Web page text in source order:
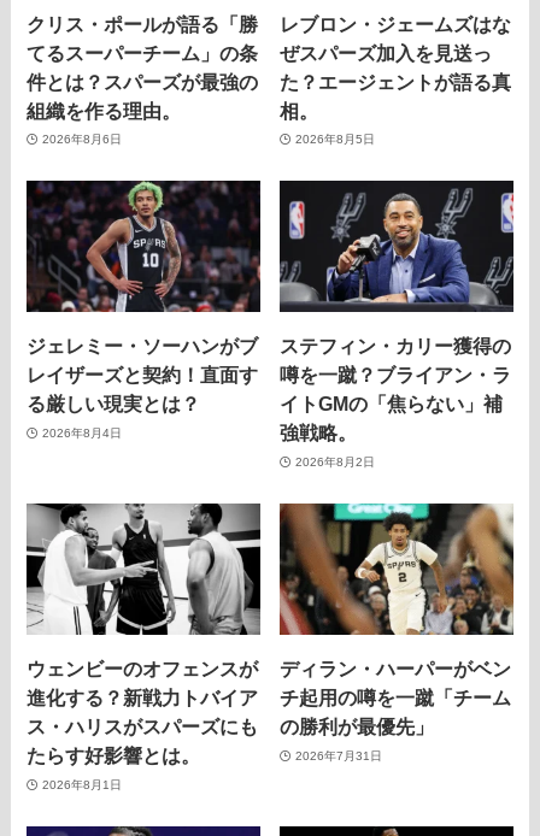
クリス・ポールが語る「勝
てるスーパーチーム」の条
件とは？スパーズが最強の
組織を作る理由。
2026年8月6日
レブロン・ジェームズはな
ぜスパーズ加入を見送っ
た？エージェントが語る真
相。
2026年8月5日
ジェレミー・ソーハンがブ
レイザーズと契約！直面す
る厳しい現実とは？
2026年8月4日
ステフィン・カリー獲得の
噂を一蹴？ブライアン・ラ
イトGMの「焦らない」補
強戦略。
2026年8月2日
ウェンビーのオフェンスが
進化する？新戦力トバイア
ス・ハリスがスパーズにも
たらす好影響とは。
2026年8月1日
ディラン・ハーパーがベン
チ起用の噂を一蹴「チーム
の勝利が最優先」
2026年7月31日